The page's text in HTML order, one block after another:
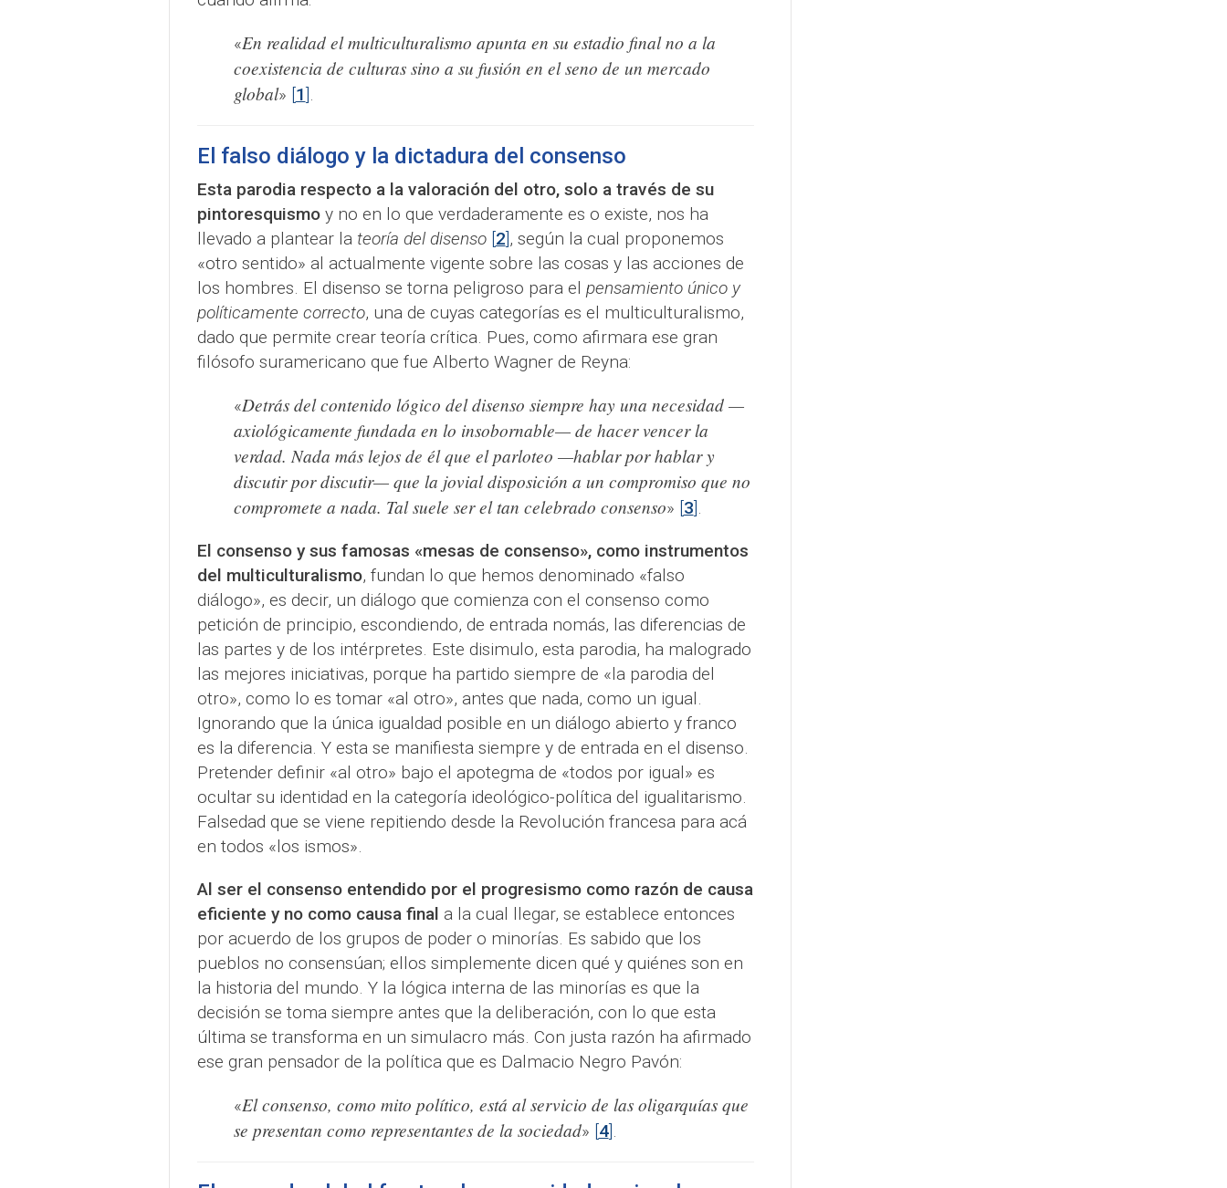
«En realidad el multiculturalismo apunta en su estadio final no a la
coexistencia de culturas sino a su fusión en el seno de un mercado
global» [1].
El falso diálogo y la dictadura del consenso
Esta parodia respecto a la valoración del otro, solo a través de su
pintoresquismoy no en lo que verdaderamente es o existe, nos ha
llevado a plantear la teoría del disenso [2], según la cual proponemos
«otro sentido» al actualmente vigente sobre las cosas y las acciones de
los hombres. El disenso se torna peligroso para el pensamiento único y
políticamente correcto, una de cuyas categorías es el multiculturalismo,
dado que permite crear teoría crítica. Pues, como afirmara ese gran
filósofo suramericano que fue Alberto Wagner de Reyna:
«Detrás del contenido lógico del disenso siempre hay una necesidad —
axiológicamente fundada en lo insobornable— de hacer vencer la
verdad. Nada más lejos de él que el parloteo —hablar por hablar y
discutir por discutir— que la jovial disposición a un compromiso que no
compromete a nada. Tal suele ser el tan celebrado consenso» [3].
El consenso y sus famosas «mesas de consenso», como instrumentos
del multiculturalismo, fundan lo que hemos denominado «falso
diálogo», es decir, un diálogo que comienza con el consenso como
petición de principio, escondiendo, de entrada nomás, las diferencias de
las partes y de los intérpretes. Este disimulo, esta parodia, ha malogrado
las mejores iniciativas, porque ha partido siempre de «la parodia del
otro», como lo es tomar «al otro», antes que nada, como un igual.
Ignorando que la única igualdad posible en un diálogo abierto y franco
es la diferencia. Y esta se manifiesta siempre y de entrada en el disenso.
Pretender definir «al otro» bajo el apotegma de «todos por igual» es
ocultar su identidad en la categoría ideológico-política del igualitarismo.
Falsedad que se viene repitiendo desde la Revolución francesa para acá
en todos «los ismos».
Al ser el consenso entendido por el progresismo como razón de causa
eficiente y no como causa final a la cual llegar, se establece entonces
por acuerdo de los grupos de poder o minorías. Es sabido que los
pueblos no consensúan; ellos simplemente dicen qué y quiénes son en
la historia del mundo. Y la lógica interna de las minorías es que la
decisión se toma siempre antes que la deliberación, con lo que esta
última se transforma en un simulacro más. Con justa razón ha afirmado
ese gran pensador de la política que es Dalmacio Negro Pavón:
«El consenso, como mito político, está al servicio de las oligarquías que
se presentan como representantes de la sociedad» [4].